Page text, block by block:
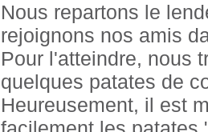
Nous repartons le
rejoignons nos amis
Pour l'atteindre, nous
quelques patates de
Heureusement, il est